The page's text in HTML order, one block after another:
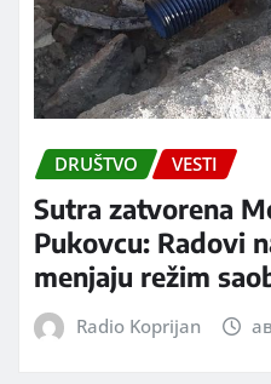
DRUŠTVO VESTI
Sutra zatvorena
Pukovcu: Radovi
menjaju režim
Radio Koprijan